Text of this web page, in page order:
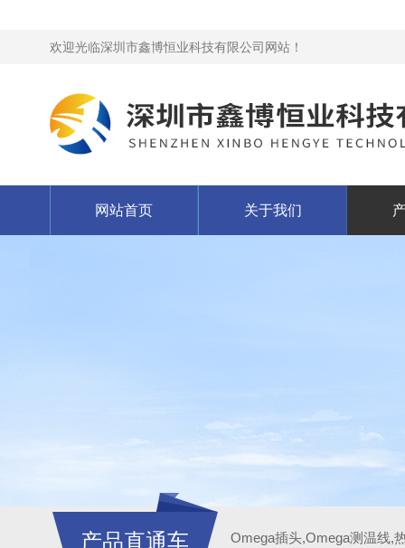
欢迎光临深圳市鑫博恒业科技有限公司网站！
网站首页 关于我们
产品直通车